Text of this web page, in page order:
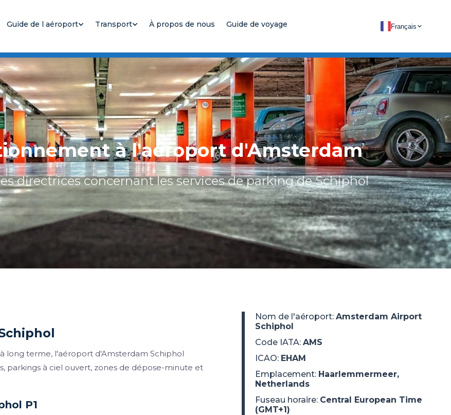
Guide de l aéroport Transport À propos de nous Guide de voyage Français
à l'aéroport d'Amsterdam
directrices concernant les services de parking de Schiphol
long terme, l'aéroport d'Amsterdam Schiphol
parkings à ciel ouvert, zones de dépose-minute et
P1
Nom de l'aéroport: Amsterdam Airport
Schiphol
Code IATA: AMS
ICAO: EHAM
Emplacement: Haarlemmermeer,
Netherlands
Fuseau horaire: Central European Time
(GMT+1)